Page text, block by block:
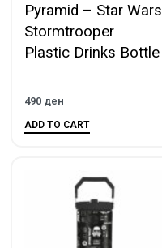
Pyramid – Star Wars
Stormtrooper
Plastic Drinks Bottle
490 ден
ADD TO CART